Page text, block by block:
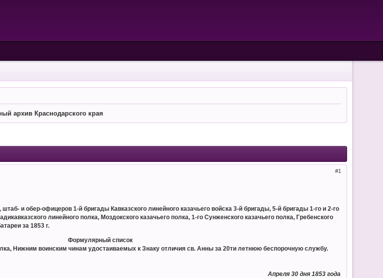
архив Краснодарского края
1
и обер-офицеров 1-й бригады Кавказского линейного казачьего войска 3-й бригады, 5-й бригады 1-го и 2-го
линейного полка, Моздокского казачьего полка, 1-го Сунженского казачьего полка, Гребенского
за 1853 г.
Формулярный список
Нижним воинским чинам удостаиваемых к Знаку отличия св. Анны за 20ти летнюю беспорочную службу.
Апреля 30 дня 1853 года